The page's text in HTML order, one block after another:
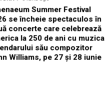
Summer Festival
se încheie spectaculos în
concerte care celebrează
la 250 de ani cu muzica
său compozitor
Williams, pe 27 și 28 iunie